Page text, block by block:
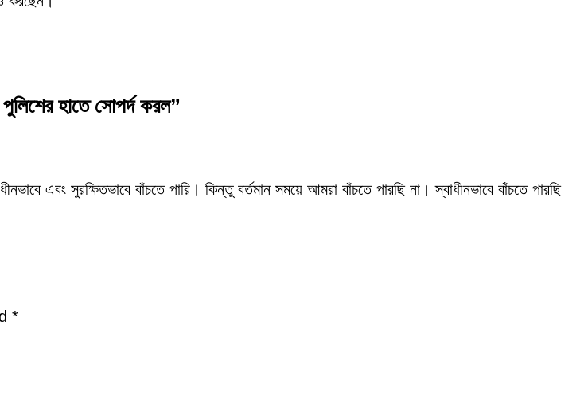
হাতে সোপর্দ করল”
এবং সুরক্ষিতভাবে বাঁচতে পারি। কিন্তু বর্তমান সময়ে আমরা বাঁচতে পারছি না। স্বাধীনভাবে বাঁচতে পারছি
*